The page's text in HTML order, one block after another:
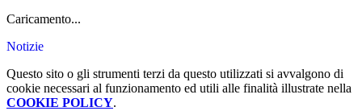
Caricamento...
Notizie
Questo sito o gli strumenti terzi da questo utilizzati si avvalgono di
cookie necessari al funzionamento ed utili alle finalità illustrate nella
COOKIE POLICY.